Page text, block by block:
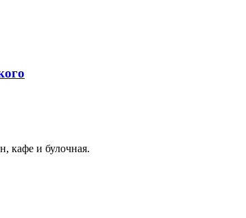
кафе и булочная.